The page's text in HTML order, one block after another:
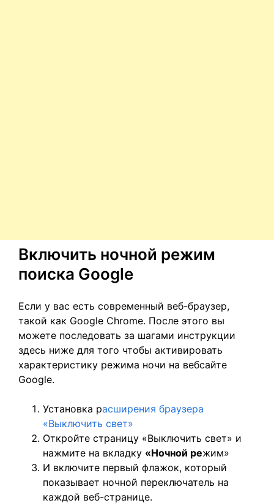
Включить ночной режим
поиска Google
Если у вас есть современный веб-браузер,
такой как Google Chrome. После этого вы
можете последовать за шагами инструкции
здесь ниже для того чтобы активировать
характеристику режима ночи на вебсайте
Google.
Установка расширения браузера
«Выключить свет»
Откройте страницу «Выключить свет» и
нажмите на вкладку «Ночной режим»
И включите первый флажок, который
показывает ночной переключатель на
каждой веб-странице.